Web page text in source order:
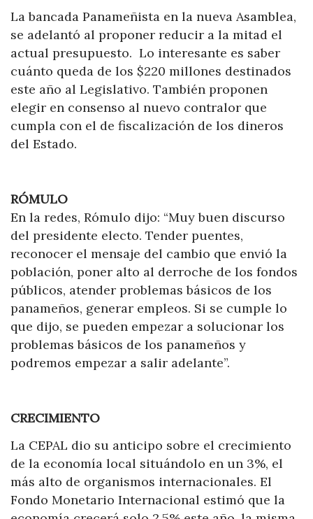
La bancada Panameñista en la nueva Asamblea,
se adelantó al proponer reducir a la mitad el
actual presupuesto. Lo interesante es saber
cuánto queda de los $220 millones destinados
este año al Legislativo. También proponen
elegir en consenso al nuevo contralor que
cumpla con el de fiscalización de los dineros
del Estado.
RÓMULO
En la redes, Rómulo dijo: “Muy buen discurso
del presidente electo. Tender puentes,
reconocer el mensaje del cambio que envió la
población, poner alto al derroche de los fondos
públicos, atender problemas básicos de los
panameños, generar empleos. Si se cumple lo
que dijo, se pueden empezar a solucionar los
problemas básicos de los panameños y
podremos empezar a salir adelante”.
CRECIMIENTO
La CEPAL dio su anticipo sobre el crecimiento
de la economía local situándolo en un 3%, el
más alto de organismos internacionales. El
Fondo Monetario Internacional estimó que la